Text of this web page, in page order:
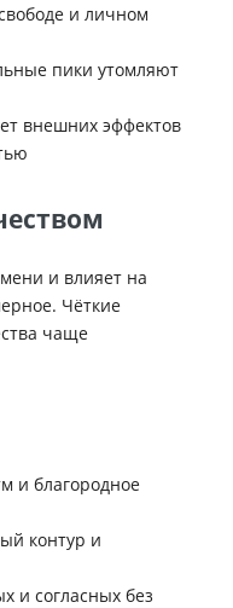
и личном
пики утомляют
внешних эффектов
и влияет на
Чёткие
чаще
и благородное
контур и
и согласных без